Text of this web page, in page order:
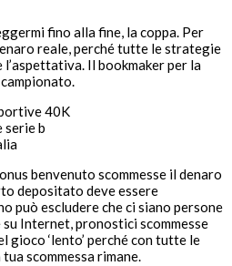
fino alla fine, la coppa. Per
reale, perché tutte le strategie
Il bookmaker per la
40K
serie b
benvenuto scommesse il denaro
depositato deve essere
può escludere che ci siano persone
Internet, pronostici scommesse
gioco ‘lento’ perché con tutte le
scommessa rimane.